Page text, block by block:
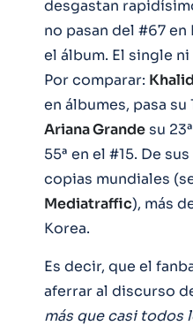
desgastan
no pasan del #67
el álbum. El single
Por comparar:
en álbumes, pasa su
Ariana Grandesu
55ª en el #15. De
copias mundiales
Mediatraffic), más
Korea.
Es decir, que el
aferrar al discurso
más que casi todos